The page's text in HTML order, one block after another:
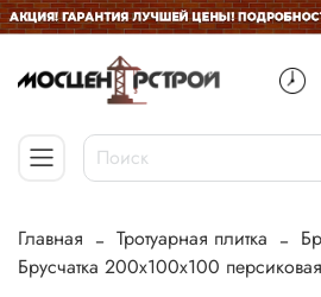
Главная Тротуарная плитка
Брусчатка 200х100х100 персиковая